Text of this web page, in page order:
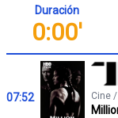
Duración
0:00'
07:52 Cine